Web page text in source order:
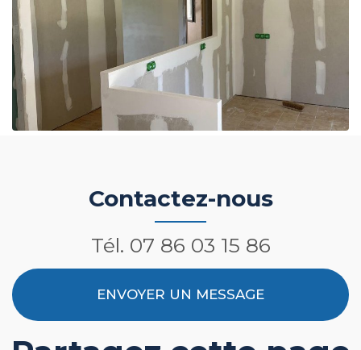
Contactez-nous
Tél. 07 86 03 15 86
ENVOYER UN MESSAGE